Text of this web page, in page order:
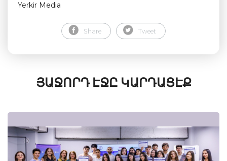
Yerkir Media
Share Tweet
ՅԱՋՈՐԴ ԷՋԸ ԿԱՐԴԱՑԷՔ